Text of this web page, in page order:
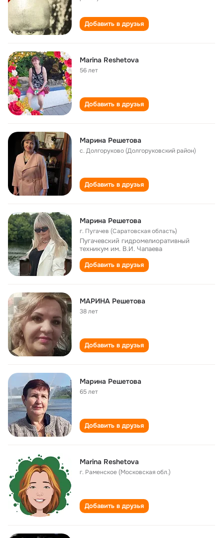
Добавить в друзья
Marina Reshetova
56 лет
Добавить в друзья
Марина Решетова
с. Долгоруково (Долгоруковский район)
Добавить в друзья
Марина Решетова
г. Пугачев (Саратовская область)
Пугачевский гидромелиоративный
техникум им. В.И. Чапаева
Добавить в друзья
МАРИНА Решетова
38 лет
Добавить в друзья
Марина Решетова
65 лет
Добавить в друзья
Marina Reshetova
г. Раменское (Московская обл.)
Добавить в друзья